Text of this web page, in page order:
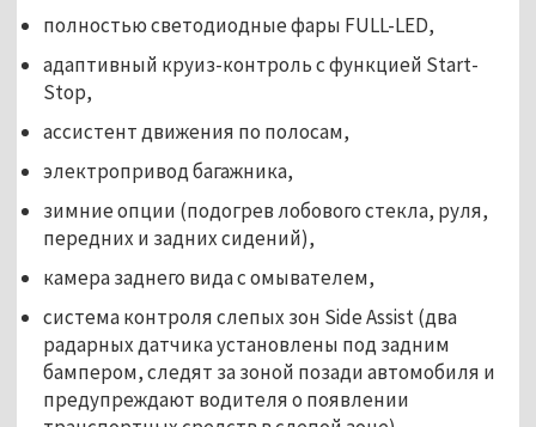
полностью светодиодные фары FULL-LED,
адаптивный круиз-контроль с функцией Start-
Stop,
ассистент движения по полосам,
электропривод багажника,
зимние опции (подогрев лобового стекла, руля,
передних и задних сидений),
камера заднего вида с омывателем,
система контроля слепых зон Side Assist (два
радарных датчика установлены под задним
бампером, следят за зоной позади автомобиля и
предупреждают водителя о появлении